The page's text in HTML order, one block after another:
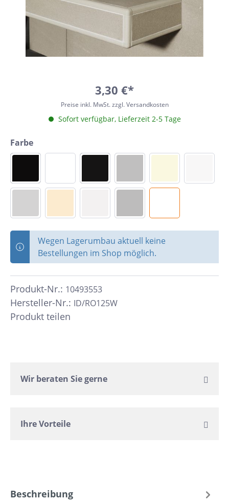
3,30 €*
Preise inkl. MwSt. zzgl. Versandkosten
Sofort verfügbar, Lieferzeit 2-5 Tage
Farbe
Wegen Lagerumbau aktuell keine
Bestellungen im Shop möglich.
Hersteller-Nr.: ID/RO125W
Produkt-Nr.: 10493553
Produkt teilen
Wir beraten Sie gerne
Ihre Vorteile
Beschreibung